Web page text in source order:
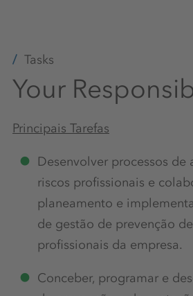
Tasks
Your
Principais Tarefas
Desenvolver processos de
riscos profissionais e
planeamento e
de gestão de prevenção
profissionais da empresa.
Conceber, programar e